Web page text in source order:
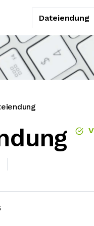
Dateiendung